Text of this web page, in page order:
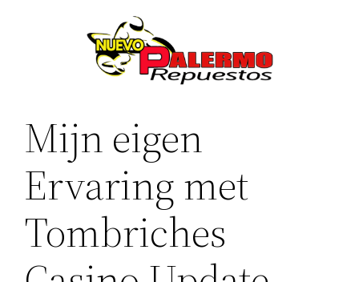
Mijn eigen
Ervaring met
Tombriches